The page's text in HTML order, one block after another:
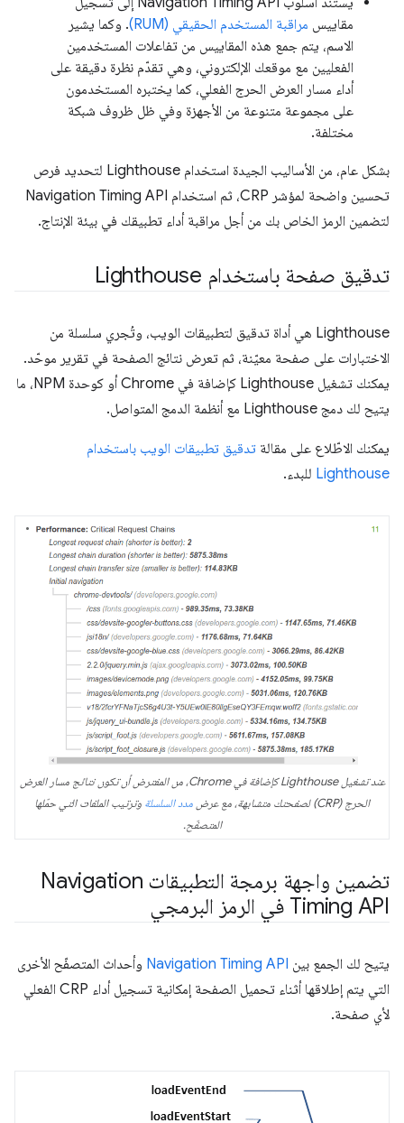
مقاييس مراقبة المستخدم الحقيقي (RUM)
. وكما يشير
الاسم، يتم جمع هذه المقاييس من تفاعلات المستخدمين
الفعليين مع موقعك الإلكتروني، وهي تقدّم نظرة دقيقة على
أداء مسار العرض الحرج الفعلي، كما يختبره المستخدمون
على مجموعة متنوعة من الأجهزة وفي ظل ظروف شبكة
مختلفة.
بشكل عام، من الأساليب الجيدة استخدام Lighthouse لتحديد فرص
تحسين واضحة لمؤشر CRP، ثم استخدام Navigation Timing API
لتضمين الرمز الخاص بك من أجل مراقبة أداء تطبيقك في بيئة الإنتاج.
تدقيق صفحة باستخدام Lighthouse
‫Lighthouse هي أداة تدقيق لتطبيقات الويب، وتُجري سلسلة من
الاختبارات على صفحة معيّنة، ثم تعرض نتائج الصفحة في تقرير موحّد.
يمكنك تشغيل Lighthouse كإضافة في Chrome أو كوحدة NPM، ما
يتيح لك دمج Lighthouse مع أنظمة الدمج المتواصل.
يمكنك الاطّلاع على مقالة تدقيق تطبيقات الويب باستخدام
Lighthouse للبدء.
عند تشغيل Lighthouse كإضافة في Chrome، من المفترض أن تكون نتائج مسار العرض
الحرج (CRP) لصفحتك متشابهة، مع عرض
مدد السلسلة وترتيب الملفات التي حمّلها
المتصفّح.
تضمين واجهة برمجة التطبيقات Navigation
Timing API في الرمز البرمجي
يتيح لك الجمع بين Navigation Timing API وأحداث المتصفّح الأخرى
التي يتم إطلاقها أثناء تحميل الصفحة إمكانية تسجيل أداء CRP الفعلي
لأي صفحة.